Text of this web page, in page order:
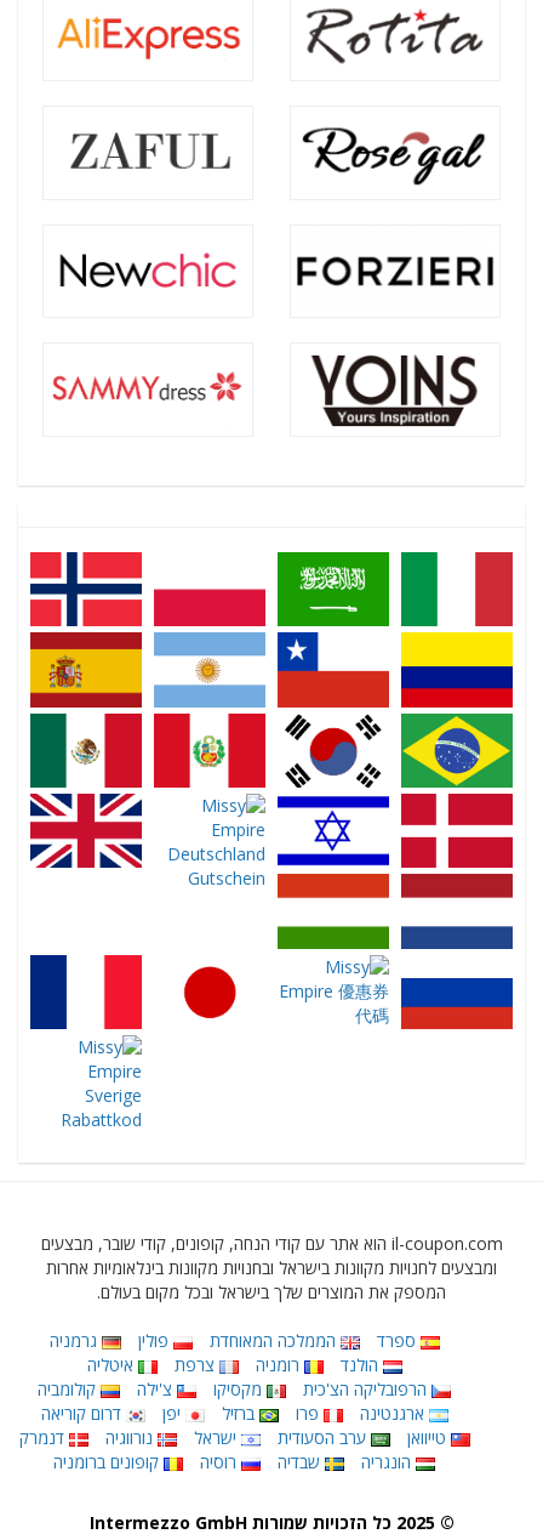
il-coupon.com הוא אתר עם קודי הנחה, קופונים, קודי שובר, מבצעים
ומבצעים לחנויות מקוונות בישראל ובחנויות מקוונות בינלאומיות אחרות
המספק את המוצרים שלך בישראל ובכל מקום בעולם.
ספרד הממלכה המאוחדת פולין
גרמניה
הולנד
רומניה צרפת
איטליה
הרפובליקה הצ'כית
מקסיקו צ'ילה
קולומביה
ארגנטינה
פרו ברזיל יפן
דרום קוריאה
טייוואן
ערב הסעודית ישראל נורווגיה
דנמרק
הונגריה
שבדיה רוסיה קופונים ברומניה
© 2025 כל הזכויות שמורות Intermezzo GmbH